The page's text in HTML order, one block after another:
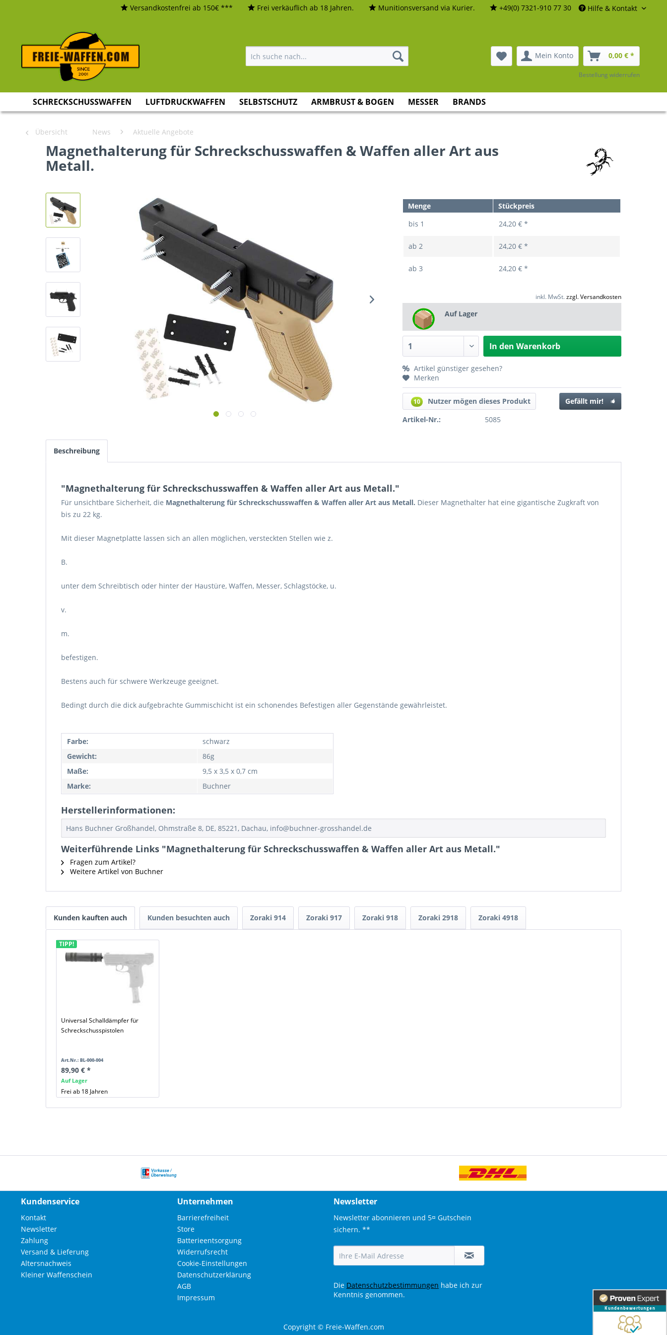
Hilfe & Kontakt
Versandkostenfrei ab 150€ *** Frei verkäuflich ab 18 Jahren. Munitionsversand via Kurier. +49(0) 7321-910 77 30
Mein Konto 0,00 € *
Bestellung widerrufen
SCHRECKSCHUSSWAFFEN LUFTDRUCKWAFFEN SELBSTSCHUTZ ARMBRUST & BOGEN MESSER BRANDS
Übersicht News Aktuelle Angebote
Magnethalterung für Schreckschusswaffen & Waffen aller Art aus
Metall.
Menge
Stückpreis
bis 1 24,20 € *
ab2 24,20 € *
ab3 24,20 € *
inkl. MwSt.zzgl. Versandkosten
Auf Lager
In den Warenkorb
Artikel günstiger gesehen?
Merken
10 Nutzer mögen dieses Produkt
Gefällt mir!
Artikel-Nr.:
5085
Beschreibung
"Magnethalterung für Schreckschusswaffen & Waffen aller Art aus Metall."
Für unsichtbare Sicherheit, die Magnethalterung für Schreckschusswaffen & Waffen aller Art aus Metall. Dieser Magnethalter hat eine gigantische Zugkraft von
bis zu 22 kg.
Mit dieser Magnetplatte lassen sich an allen möglichen, versteckten Stellen wie z.
B.
unter dem Schreibtisch oder hinter der Haustüre, Waffen, Messer, Schlagstöcke, u.
v.
m.
befestigen.
Bestens auch für schwere Werkzeuge geeignet.
Bedingt durch die dick aufgebrachte Gummischicht ist ein schonendes Befestigen aller Gegenstände gewährleistet.
Farbe:
schwarz
Gewicht:
86g
Maße:
9,5 x 3,5 x 0,7 cm
Marke:
Buchner
Herstellerinformationen:
Hans Buchner Großhandel, Ohmstraße 8, DE, 85221, Dachau, info@buchner-grosshandel.de
Weiterführende Links "Magnethalterung für Schreckschusswaffen & Waffen aller Art aus Metall."
Fragen zum Artikel?
Weitere Artikel von Buchner
Kunden kauften auch Kunden besuchten auch Zoraki 914 Zoraki 917 Zoraki 918 Zoraki 2918 Zoraki 4918
TIPP!
Universal Schalldämpfer für
Schreckschusspistolen
Art.Nr.: BL-000-004
89,90 € *
Auf Lager
Frei ab 18 Jahren
Kundenservice
Kontakt
Newsletter
Zahlung
Versand & Lieferung
Altersnachweis
Kleiner Waffenschein
Unternehmen
Barrierefreiheit
Store
Batterieentsorgung
Widerrufsrecht
Cookie-Einstellungen
Datenschutzerklärung
AGB
Impressum
Newsletter
Newsletter abonnieren und 5¤ Gutschein
sichern. **
Die Datenschutzbestimmungen habe ich zur
Kenntnis genommen.
Copyright © Freie-Waffen.com